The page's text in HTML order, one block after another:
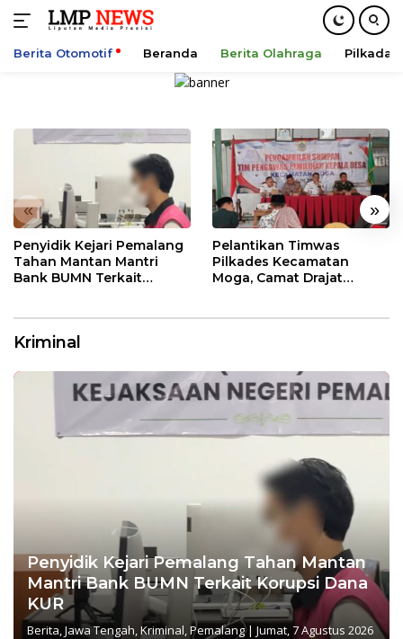
Berita Otomotif Beranda Berita Olahraga Pilkada
« »
Penyidik Kejari Pemalang
Tahan Mantan Mantri
Bank BUMN Terkait
Pelantikan Timwas
Pilkades Kecamatan
Moga, Camat Drajat
Kriminal
Penyidik Kejari Pemalang Tahan Mantan
Mantri Bank BUMN Terkait Korupsi Dana
KUR
Berita,Jawa Tengah,Kriminal,Pemalang| Jumat, 7 Agustus 2026